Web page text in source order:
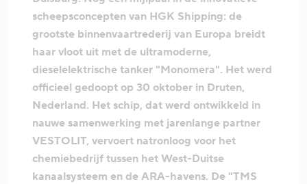
scheepsconcepten van HGK Shipping: de
grootste binnenvaartrederij van Europa breidt
haar vloot uit met de ultramoderne,
dieselelektrische tanker "Monomera". Het werd
officieel gedoopt op 30 oktober in Druten,
Nederland. Het schip, dat werd ontwikkeld in
nauwe samenwerking met jarenlange partner
VESTOLIT, vervoert natronloog voor het
chemiebedrijf tussen het West-Duitse
kanaalsysteem en de ARA-havens. De "TMS